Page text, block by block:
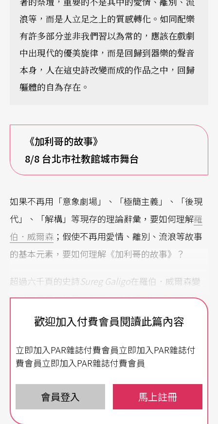
浪等，而是人立足之上的質感轉化。如同配樂
有許多部分並非我們習以為常的，應該在戲劇
中出現代的優美旋律，而是回歸到器樂的聲音
本身，人在這史詩改變而成的作品之中，回歸
軀體的自為存在。
《加利哥的故事》
8/8 台北市社教館城市舞台
如果不再用「意象劇場」、「極簡主義」、「後現
代」、「解構」等現存的理論辭彙，要如何理解羅
伯．威爾森 ；假使不再用愛情、離別、流浪等故事
的基本元素，要如何理解《加利哥的故事》？
超過六千頁的史詩Sureg Galigo在羅伯．威爾森變
成了一幕幕的破碎敘事。史詩吟唱者詠誦極少部分
的史詩，樂師為劇中角色配音，不管是人類或非人
既是在觀賞作品，亦是在閱讀史詩，如同吟唱者與
放在其面前的史詩 Sureg Galigo，他讀著史詩，也
看著表演。
重點不是史詩故事，而是史詩之中的人
歡迎加入付費會員閱讀此篇內容
立即加入PAR雜誌付費會員立即加入PAR雜誌付
費會員立即加入PAR雜誌付費會員
會員登入 馬上註冊